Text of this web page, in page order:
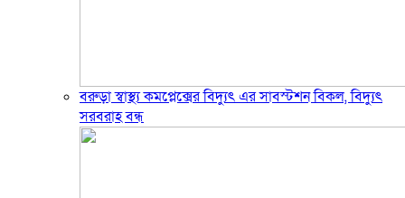
বরুড়া স্বাস্থ্য কমপ্লেক্সের বিদ্যুৎ এর সাবস্টশন বিকল, বিদ্যুৎ
সরবরাহ বন্ধ